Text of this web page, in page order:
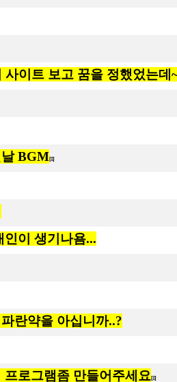
사이트 보고 꿈을 정했었는데
BGM[1]
인이 생기나욤...
란약을 아십니까..?
프로그램좀 만들어주세요[1]